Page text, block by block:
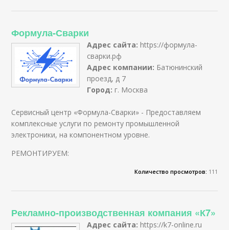
Формула-Сварки
Адрес сайта: https://формула-
сварки.рф
Адрес компании: Батюнинский
проезд, д 7
Город: г. Москва
Сервисный центр «Формула-Сварки» - Предоставляем
комплексные услуги по ремонту промышленной
электроники, на компонентном уровне.
РЕМОНТИРУЕМ:
Количество просмотров: 111
Рекламно-производственная компания «К7»
Адрес сайта: https://k7-online.ru